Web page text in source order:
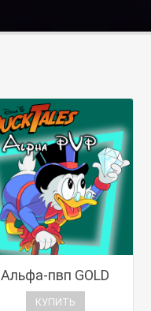
Альфа-пвп GOLD
КУПИТЬ